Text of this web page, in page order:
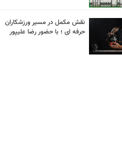
نقش مکمل در مسیر ورزشکاران
حرفه ای ؛ با حضور رضا علیپور